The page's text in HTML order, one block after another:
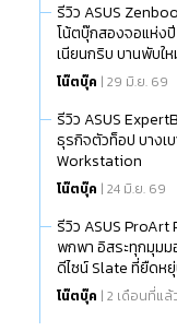
รีวิว ASUS
โน้ตบุ๊กสองจอแห่ง
เนียนกริบ บานพับใ
Ultra (Series 3)
โน๊ตบุ๊ค | 29 มิ.ย. 69
รีวิว ASUS
ธุรกิจตัวท็อป บางเ
Workstation
โน๊ตบุ๊ค | 24 มิ.ย. 69
รีวิว ASUS ProArt
พกพา อิสระทุกมุมม
ดีไซน์ Slate ที่ยืดหยุ่
โน๊ตบุ๊ค | 2 เดือนที่แล้